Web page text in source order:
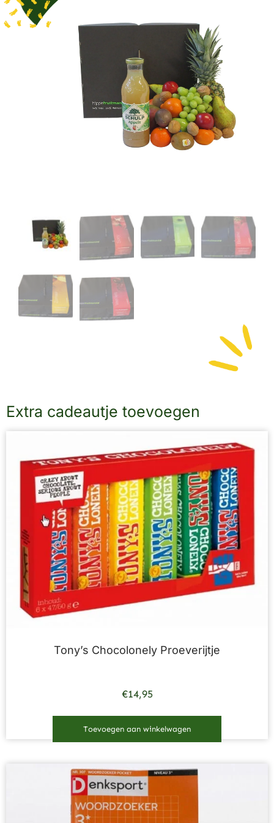
Extra cadeautje toevoegen
Tony’s Chocolonely Proeverijtje
€14,95
Toevoegen aan winkelwagen